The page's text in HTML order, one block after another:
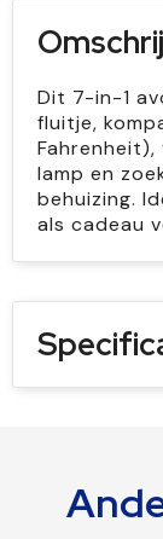
Dit 7-in-1
fluitje,
lamp en
behuizing.
als cadeau